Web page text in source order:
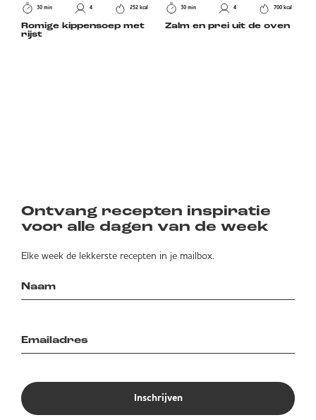
30 min 4 252 kcal
Romige kippensoep met
rijst
30 min 4 700 kcal
Zalm en prei uit de oven
Ontvang recepten inspiratie
voor alle dagen van de week
Elke week de lekkerste recepten in je mailbox.
Inschrijven